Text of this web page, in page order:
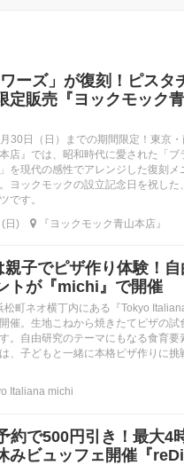
ーズ」が復刻！ピスタ
定販売『ヨックモック
30日（日）までの期間限定！東京・
店』では、昭和時代に愛された「ブ
を現代の感性でアレンジした復刻メ
ヨックモックの設立記念日を祝した
です。
日)
『ヨックモック青山本店』
子でピザ作り体験！自
トが『michi』で開催
町ネオ横丁内にある『Tokyo
催。生地こねから焼きたてピザの試
。自由研究のテーマにもなる食育要
、子どもと一緒に本格ピザ作りに挑
Italiana michi
約で500円引き！最大4
みビュッフェ開催『